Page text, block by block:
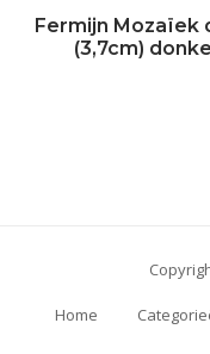
Fermijn Mozaïek
(3,7cm)
Home